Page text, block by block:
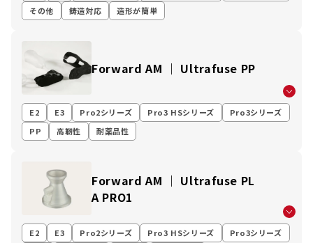
その他
鋳造対応 造形が簡単
Forward AM ｜ Ultrafuse PP
E2 E3 Pro2シリーズ Pro3 HSシリーズ
Pro3シリーズ
PP
高靭性 耐薬品性
Forward AM ｜ Ultrafuse PL
A PRO1
E2 E3 Pro2シリーズ Pro3 HSシリーズ
Pro3シリーズ